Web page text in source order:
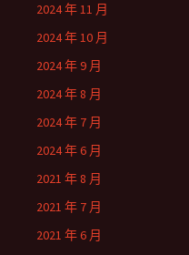
2024 年 11 月
2024 年 10 月
2024 年 9 月
2024 年 8 月
2024 年 7 月
2024 年 6 月
2021 年 8 月
2021 年 7 月
2021 年 6 月